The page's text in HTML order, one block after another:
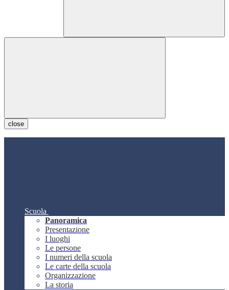
close
Scuola
Panoramica
Presentazione
I luoghi
Le persone
I numeri della scuola
Le carte della scuola
Organizzazione
La storia